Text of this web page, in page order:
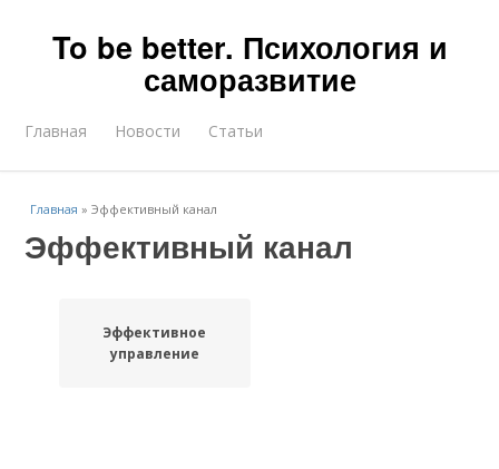
To be better. Психология и
саморазвитие
Главная Новости Статьи
Главная »Эффективный канал
Эффективный канал
Эффективное
управление